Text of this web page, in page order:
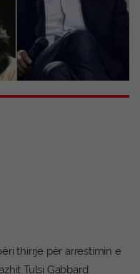
thirrje për arrestimin e
Tulsi Gabbard